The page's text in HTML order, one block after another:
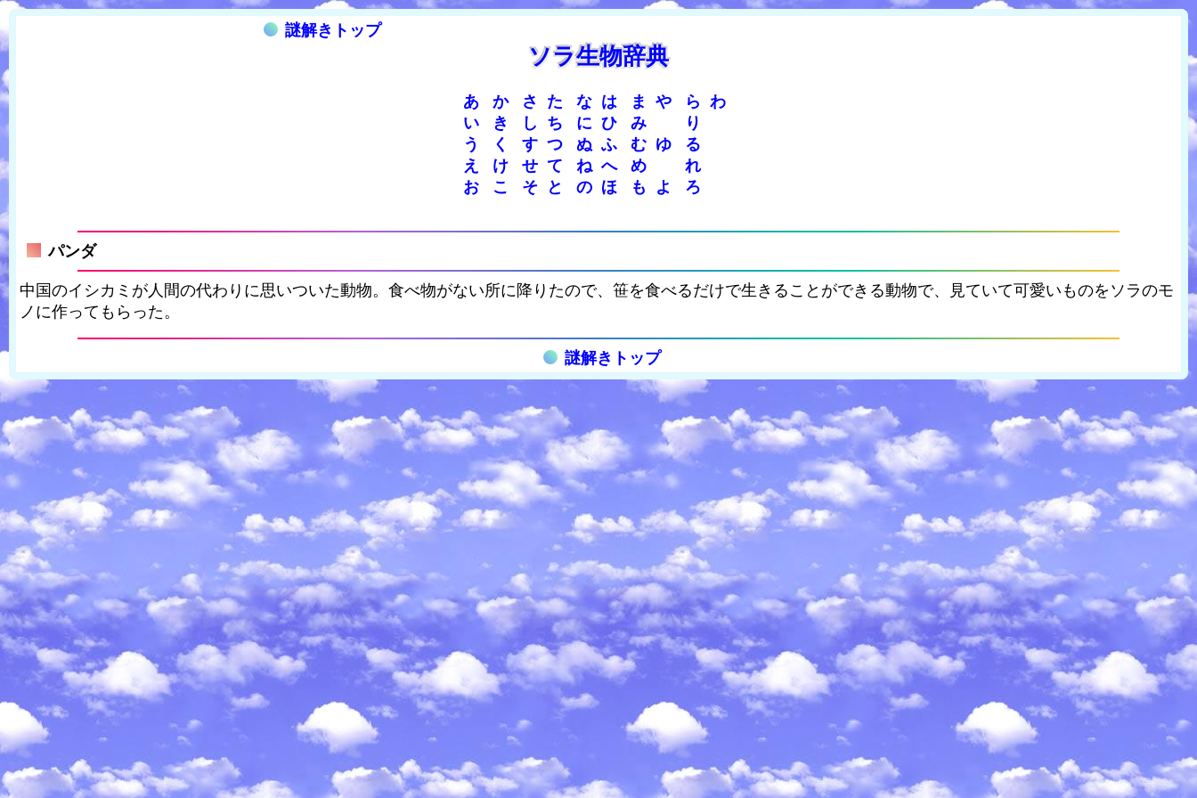
謎解きトップ
ソラ生物辞典
あ か さ た な は ま や ら わ
い
き し ち に ひ み
り
う
く す つ ぬ ふ む ゆ
る
え
け せ て ね へ め
れ
お
こ そ と の ほ も よ ろ
パンダ
中国のイシカミが人間の代わりに思いついた動物。食べ物がない所に降りたので、笹を食べるだけで生きることができる動物で、見ていて可愛いものをソラのモ
ノに作ってもらった。
謎解きトップ